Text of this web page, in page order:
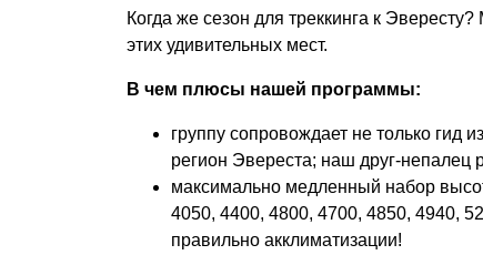
Когда же сезон для треккинга к
этих удивительных мест.
В чем плюсы нашей программы:
группу сопровождает не только гид
регион Эвереста; наш друг-непалец
максимально медленный набор
4050, 4400, 4800, 4700, 4850, 4940,
правильно акклиматизации!